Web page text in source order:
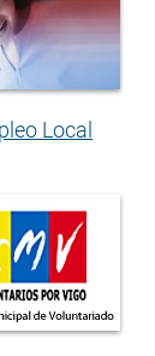
Local